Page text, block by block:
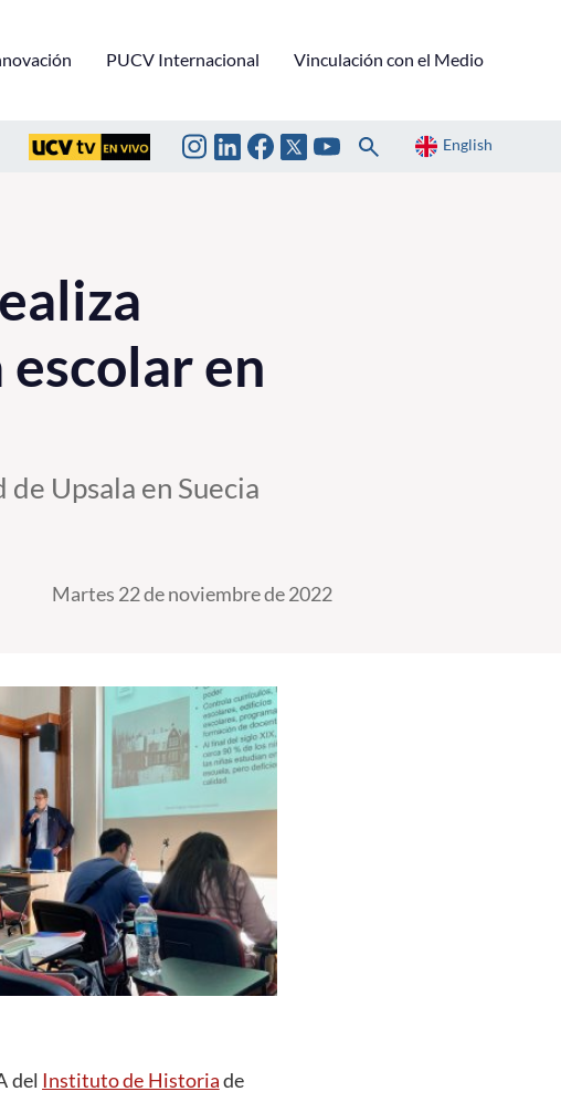
PUCV Internacional Vinculación con el Medio
English
en
Upsala en Suecia
Martes 22 de noviembre de 2022
del Instituto de Historiade